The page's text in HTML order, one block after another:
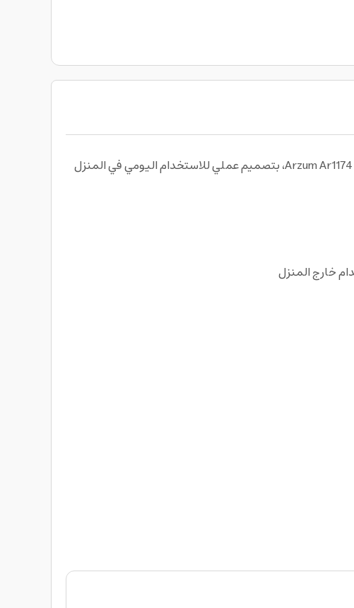
استمتع بتحضير السموثي والمشروبات المنعشة بسرعة وكفاءة مع خلاط رياضي من أرزوم Arzum Ar1174 Shake’N Take Neo Maxi، بتصميم عملي للاستخدام اليومي في المنزل